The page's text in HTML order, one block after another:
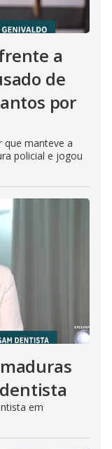
a
de
por
que manteve a
policial e jogou
em